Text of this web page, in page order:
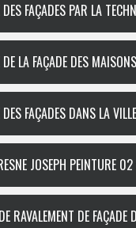
DES FAÇADES PAR LA
DE LA FAÇADE DES
DES FAÇADES DANS LA
JOSEPH PEINTURE
RAVALEMENT DE